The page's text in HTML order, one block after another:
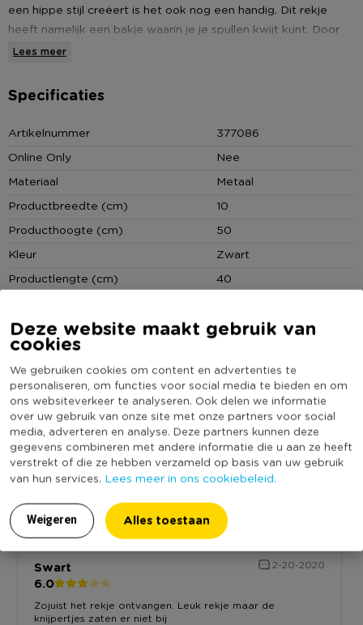
Deze website maakt gebruik van
cookies
We gebruiken cookies om content en advertenties te
personaliseren, om functies voor social media te bieden en om
ons websiteverkeer te analyseren. Ook delen we informatie
over uw gebruik van onze site met onze partners voor social
media, adverteren en analyse. Deze partners kunnen deze
gegevens combineren met andere informatie die u aan ze heeft
verstrekt of die ze hebben verzameld op basis van uw gebruik
van hun services. Lees meer in ons cookiebeleid.
Weigeren Alles toestaan
een hippe stijl creëert is het ook nog een handig. Dit rekje
heeft namelijk een bakje waarin je je spullen kwijt kunt. Door
middel van de knijpertjes kan je er leuke foto's aan hangen.
Wandrekje met bakje en knijpers
* 40 x 10 x 50 cm
* Met bakje en knijpers
Lees meer
Specificaties
Artikelnummer
377086
Online Only
Nee
Materiaal
Metaal
Productbreedte (cm)
10
Producthoogte (cm)
50
Kleur
Zwart
Productlengte (cm)
40
bekend
Reviews
6.0 Op basis van 1 reviews
Swart 2-20-2020
6.0
Zojuist het rekje ontvangen. Leuk rekje maar de
knijpertjes zaten er niet bij